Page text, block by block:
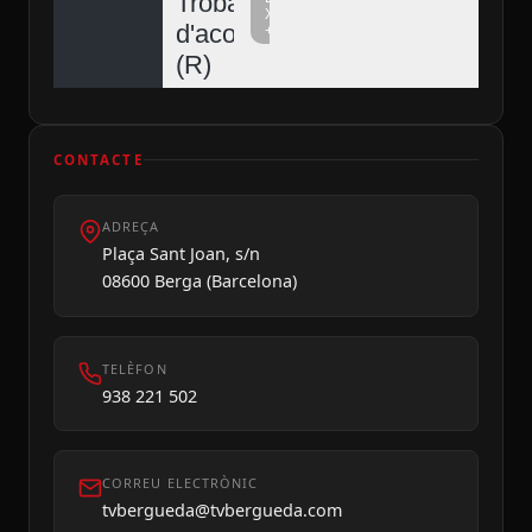
Diumenge 09
d'acordionistes
(R)
Xarxa
+
CONTACTE
ADREÇA
Plaça Sant Joan, s/n
08600 Berga (Barcelona)
TELÈFON
938 221 502
CORREU ELECTRÒNIC
tvbergueda@tvbergueda.com